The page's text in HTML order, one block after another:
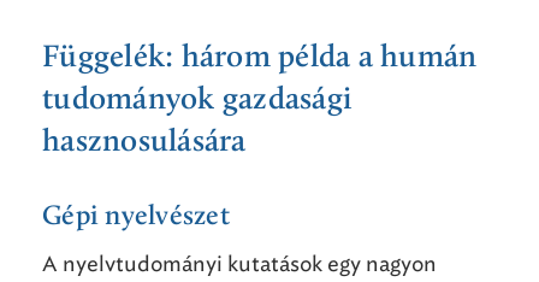
Függelék: három példa a humán
tudományok gazdasági
hasznosulására
Gépi nyelvészet
A nyelvtudományi kutatások egy nagyon